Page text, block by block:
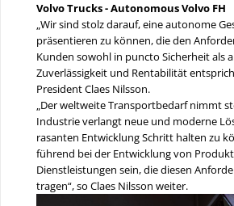
Volvo Trucks - Autonomous Volvo FH
„Wir sind stolz darauf, eine autonome
präsentieren zu können, die den
Kunden sowohl in puncto Sicherheit als
Zuverlässigkeit und Rentabilität
President Claes Nilsson.
„Der weltweite Transportbedarf nimmt
Industrie verlangt neue und moderne
rasanten Entwicklung Schritt halten zu
führend bei der Entwicklung von
Dienstleistungen sein, die diesen
tragen“, so Claes Nilsson weiter.